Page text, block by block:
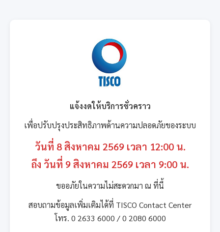
แจ้งงดให้บริการชั่วคราว
เพื่อปรับปรุงประสิทธิภาพด้านความปลอดภัยของระบบ
วันที่ 8 สิงหาคม 2569 เวลา 12:00 น.
ถึง วันที่ 9 สิงหาคม 2569 เวลา 9:00 น.
ขออภัยในความไม่สะดวกมา ณ ที่นี้
สอบถามข้อมูลเพิ่มเติมได้ที่ TISCO Contact Center
โทร. 0 2633 6000 / 0 2080 6000